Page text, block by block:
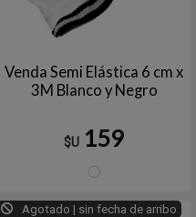
Venda Semi Elástica 6 cm x
3M Blanco y Negro
$U 159
Agotado | sin fecha de arribo